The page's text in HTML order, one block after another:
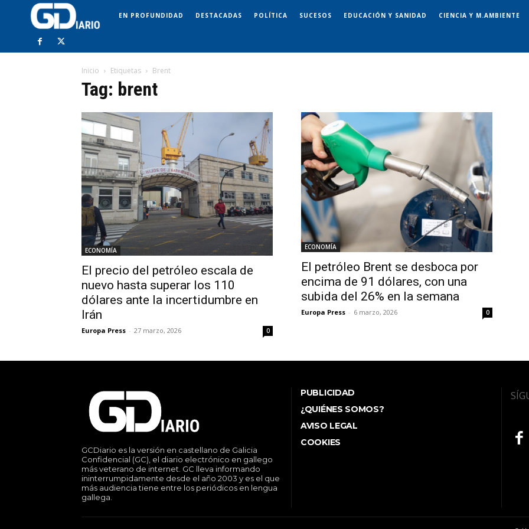
EN PROFUNDIDAD DESTACADAS POLÍTICA SUCESOS EDUCACIÓN Y SANIDAD CIENCIA Y M.AMBIENTE
Inicio Etiquetas Brent
Tag: brent
ECONOMÍA
El precio del petróleo escala de
nuevo hasta superar los 110
dólares ante la incertidumbre en
Irán
Europa Press - 27 marzo, 2026 0
ECONOMÍA
El petróleo Brent se desboca por
encima de 91 dólares, con una
subida del 26% en la semana
Europa Press - 6 marzo, 2026 0
GCDiario es la versión en castellano de Galicia
Confidencial (GC), el diario electrónico en gallego
más veterano de internet. GC lleva informando
ininterrumpidamente desde el año 2003 y es el que
más audiencia tiene entre los periódicos en lengua
gallega.
PUBLICIDAD
¿QUIÉNES SOMOS?
AVISO LEGAL
COOKIES